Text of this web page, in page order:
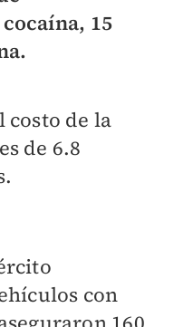
15
costo de la
de 6.8
con